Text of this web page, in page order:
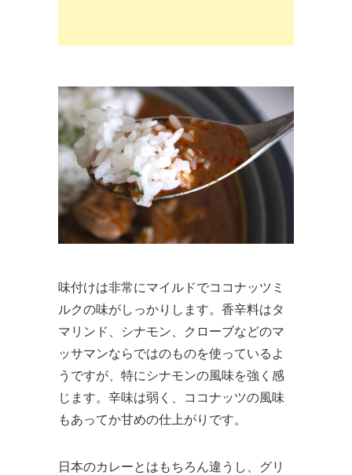
味付けは非常にマイルドでココナッツミ
ルクの味がしっかりします。香辛料はタ
マリンド、シナモン、クローブなどのマ
ッサマンならではのものを使っているよ
うですが、特にシナモンの風味を強く感
じます。辛味は弱く、ココナッツの風味
もあってか甘めの仕上がりです。
日本のカレーとはもちろん違うし、グリ